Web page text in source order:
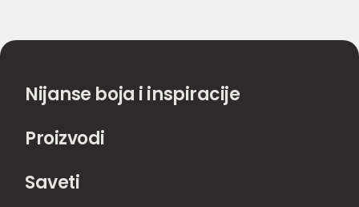
Nijanse boja i inspiracije
Proizvodi
Saveti